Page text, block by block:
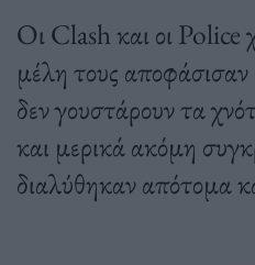
Oι Clash και οι Police
μέλη τους
δεν γουστάρουν τα
και μερικά ακόμη
διαλύθηκαν απότομα